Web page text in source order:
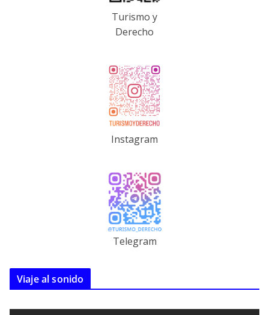
Turismo y
Derecho
Instagram
Telegram
Viaje al sonido